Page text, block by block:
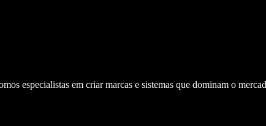
especialistas em criar marcas e sistemas que dominam o